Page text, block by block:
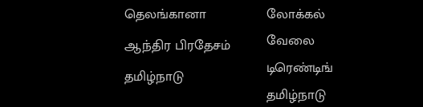
தெலங்கானா
ஆந்திர பிரதேசம்
தமிழ்நாடு
லோக்கல்
வேலை
டிரெண்டிங்
தமிழ்நாடு